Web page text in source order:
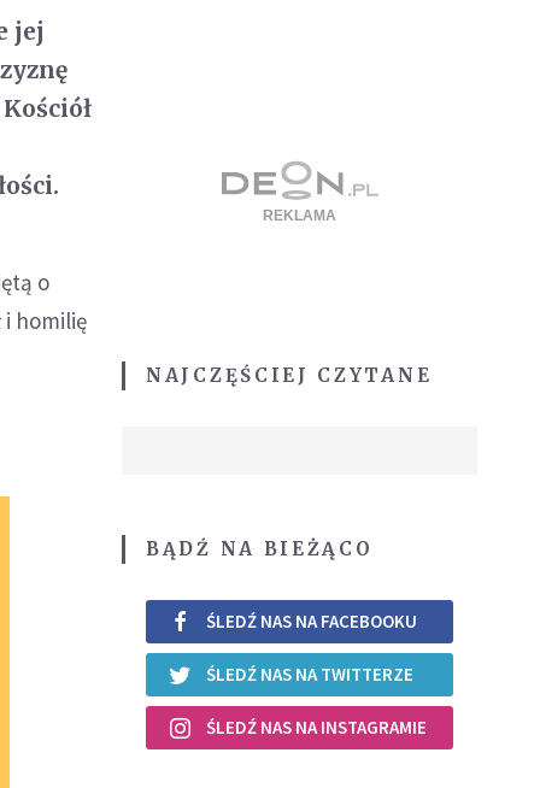
jej
o
i homilię
NAJCZĘŚCIEJ CZYTANE
BĄDŹ NA BIEŻĄCO
ŚLEDŹ NAS NA FACEBOOKU
ŚLEDŹ NAS NA TWITTERZE
ŚLEDŹ NAS NA INSTAGRAMIE